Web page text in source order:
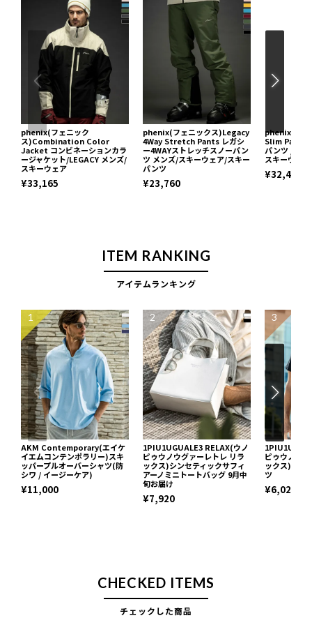
phenix(フェニック
ス)Combination Color
Jacket コンビネーションカラ
ージャケット/LEGACY メンズ/
スキーウェア
¥33,165
phenix(フェニックス)Legacy
4Way Stretch Pants レガシ
ー4WAYストレッチスノーパン
ツ メンズ/スキーウェア/スキー
パンツ
¥23,760
phenix(フ
Slim Pants
パンツ /
スキーウェア
¥32,428
ITEM RANKING
アイテムランキング
1
AKM Contemporary(エイケ
イエムコンテンポラリー)スキ
ッパープルオーバーシャツ(防
シワ / イージーケア)
¥11,000
2
1PIU1UGUALE3 RELAX(ウノ
ピゥウノウグァーレトレ リラ
ックス)シンセティックサフィ
アーノミニトートバッグ 9月中
旬お届け
¥7,920
3
ピゥウノウ
ックス)ネッ
ツ
¥6,029
CHECKED ITEMS
チェックした商品